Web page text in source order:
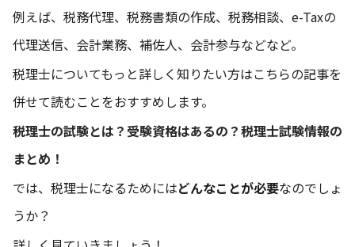
例えば、税務代理、税務書類の作成、税務相談、e-Taxの
代理送信、会計業務、補佐人、会計参与などなど。
税理士についてもっと詳しく知りたい方はこちらの記事を
併せて読むことをおすすめします。
税理士の試験とは？受験資格はあるの？税理士試験情報の
まとめ！
では、税理士になるためにはどんなことが必要なのでしょ
うか？